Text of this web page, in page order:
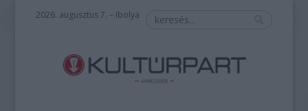
2026. augusztus 7. – Ibolya